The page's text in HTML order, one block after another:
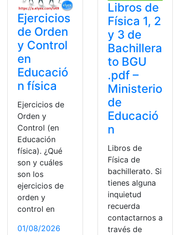
Ejercicios
de Orden
y Control
en
Educació
n física
Ejercicios de
Orden y
Control (en
Educación
física). ¿Qué
son y cuáles
son los
ejercicios de
orden y
control en
01/08/2026
Libros de
Física 1, 2
y 3 de
Bachillera
to BGU
.pdf –
Ministerio
de
Educació
n
Libros de
Física de
bachillerato. Si
tienes alguna
inquietud
recuerda
contactarnos a
través de